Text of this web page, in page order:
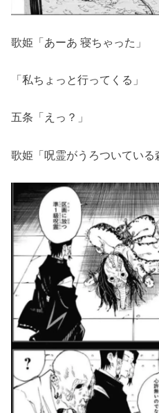
歌姫「あーあ 寝ちゃった」
「私ちょっと行ってくる」
五条「えっ？」
歌姫「呪霊がうろついている